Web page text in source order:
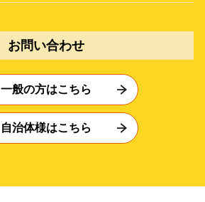
お問い合わせ
一般の方はこちら
自治体様はこちら